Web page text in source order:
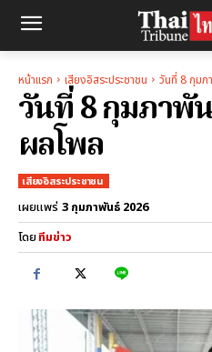
หน้าแรก เสียงอิสระประชาชน วันที่ 8 กุม
วันที่ 8 กุมภาพั
ผลโพล
เสียงอิสระประชาชน
เผยแพร่ 3 กุมภาพันธ์ 2026
โดยทีมข่าว